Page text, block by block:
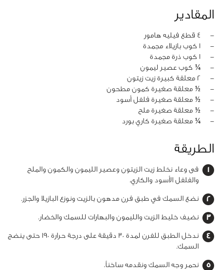
المقادير
‏-
4 قطع فيليه هامور
‏-
1 كوب بازيلاء مجمدة
‏-
1 كوب ذرة مجمدة
‏-
¼ كوب عصير ليمون
‏-
2 معلقة كبيرة زيت زيتون
‏-
½ معلقة صغيرة كمون مطحون
‏-
½ معلقة صغيرة فلفل أسود
‏-
½ معلقة صغيرة ملح
‏-
¼ معلقة صغيرة كاري بورد
الطريقة
فى وعاء نخلط زيت الزيتون وعصير الليمون والكمون والملح
والفلفل الأسود والكاري.
نضع السمك في طبق فرن مدهون بالزيت ونوزع البازيلا والجزر.
نضيف خليط الزيت والليمون والبهارات للسمك والخضار.
ندخل الطبق للفرن لمدة 30 دقيقة على درجة حرارة 190 حتى ينضج
السمك.
نحمر وجه السمك ونقدمه ساخناً.